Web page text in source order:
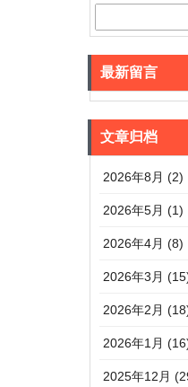
最新留言
文章归档
2026年8月 (2)
2026年5月 (1)
2026年4月 (8)
2026年3月
2026年2月
2026年1月
2025年12月